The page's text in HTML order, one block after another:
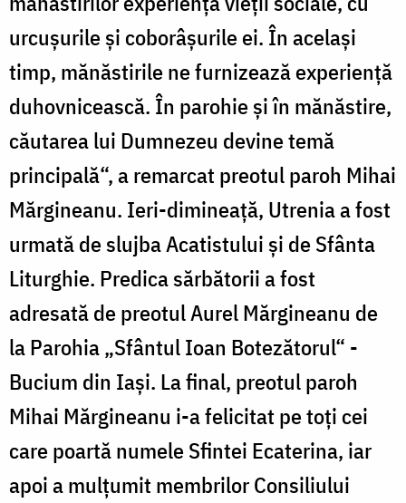
urcuşurile şi coborâşurile ei. În acelaşi
timp, mănăstirile ne furnizează experienţă
duhovnicească. În parohie şi în mănăstire,
căutarea lui Dumnezeu devine temă
principală“, a remarcat preotul paroh Mihai
Mărgineanu. Ieri-dimineaţă, Utrenia a fost
urmată de slujba Acatistului şi de Sfânta
Liturghie. Predica sărbătorii a fost
adresată de preotul Aurel Mărgineanu de
la Parohia „Sfântul Ioan Botezătorul“ -
Bucium din Iaşi. La final, preotul paroh
Mihai Mărgineanu i-a felicitat pe toţi cei
care poartă numele Sfintei Ecaterina, iar
apoi a mulţumit membrilor Consiliului